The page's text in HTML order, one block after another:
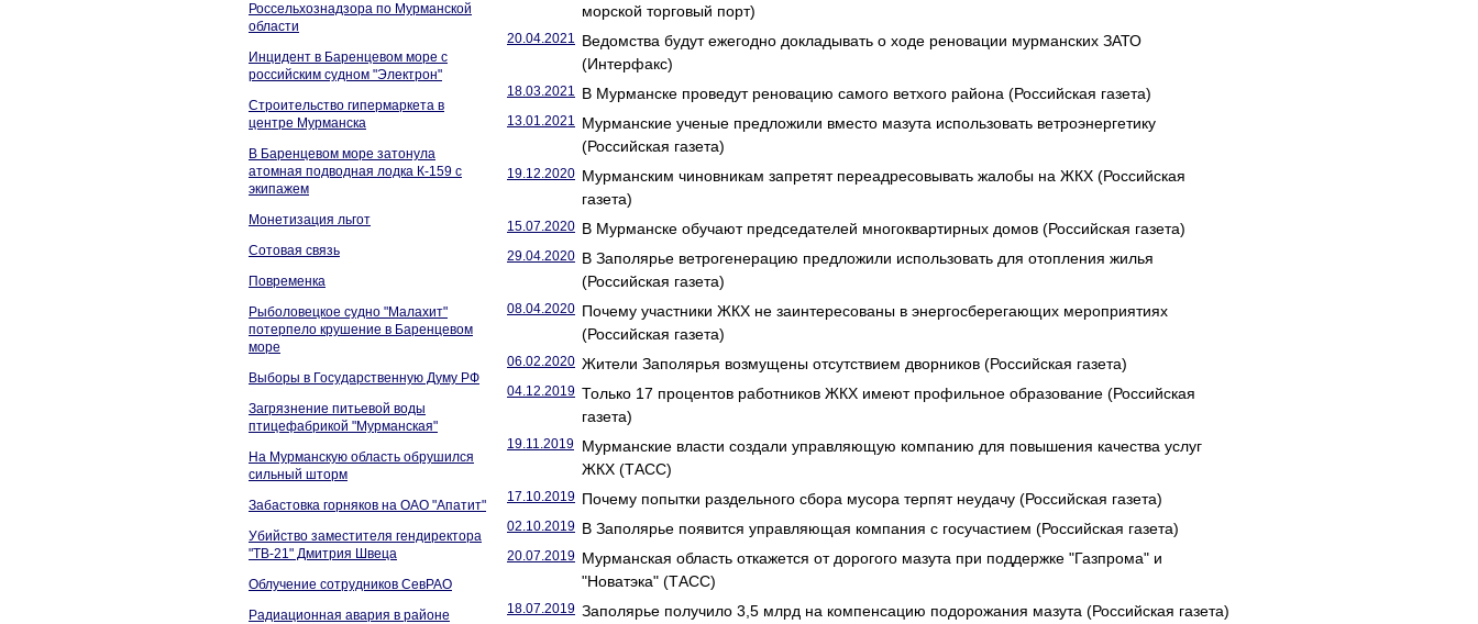
Россельхознадзора по Мурманской
области
Инцидент в Баренцевом море с
российским судном "Электрон"
Строительство гипермаркета в
центре Мурманска
В Баренцевом море затонула
атомная подводная лодка К-159 с
экипажем
Монетизация льгот
Сотовая связь
Повременка
Рыболовецкое судно "Малахит"
потерпело крушение в Баренцевом
море
Выборы в Государственную Думу РФ
Загрязнение питьевой воды
птицефабрикой "Мурманская"
На Мурманскую область обрушился
сильный шторм
Забастовка горняков на ОАО "Апатит"
Убийство заместителя гендиректора
"ТВ-21" Дмитрия Швеца
Облучение сотрудников СевРАО
Радиационная авария в районе
морской торговый порт)
20.04.2021 Ведомства будут ежегодно докладывать о ходе реновации мурманских ЗАТО
(Интерфакс)
18.03.2021 В Мурманске проведут реновацию самого ветхого района (Российская газета)
13.01.2021 Мурманские ученые предложили вместо мазута использовать ветроэнергетику
(Российская газета)
19.12.2020 Мурманским чиновникам запретят переадресовывать жалобы на ЖКХ (Российская
газета)
15.07.2020 В Мурманске обучают председателей многоквартирных домов (Российская газета)
29.04.2020 В Заполярье ветрогенерацию предложили использовать для отопления жилья
(Российская газета)
08.04.2020 Почему участники ЖКХ не заинтересованы в энергосберегающих мероприятиях
(Российская газета)
06.02.2020 Жители Заполярья возмущены отсутствием дворников (Российская газета)
04.12.2019 Только 17 процентов работников ЖКХ имеют профильное образование (Российская
газета)
19.11.2019 Мурманские власти создали управляющую компанию для повышения качества услуг
ЖКХ (ТАСС)
17.10.2019 Почему попытки раздельного сбора мусора терпят неудачу (Российская газета)
02.10.2019 В Заполярье появится управляющая компания с госучастием (Российская газета)
20.07.2019 Мурманская область откажется от дорогого мазута при поддержке "Газпрома" и
"Новатэка" (ТАСС)
18.07.2019 Заполярье получило 3,5 млрд на компенсацию подорожания мазута (Российская газета)